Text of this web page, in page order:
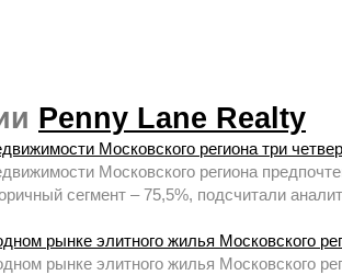
Penny Lane Realty
Московского региона три
Московского региона
сегмент – 75,5%, подсчитали
рынке элитного жилья Московского
рынке элитного жилья Московского